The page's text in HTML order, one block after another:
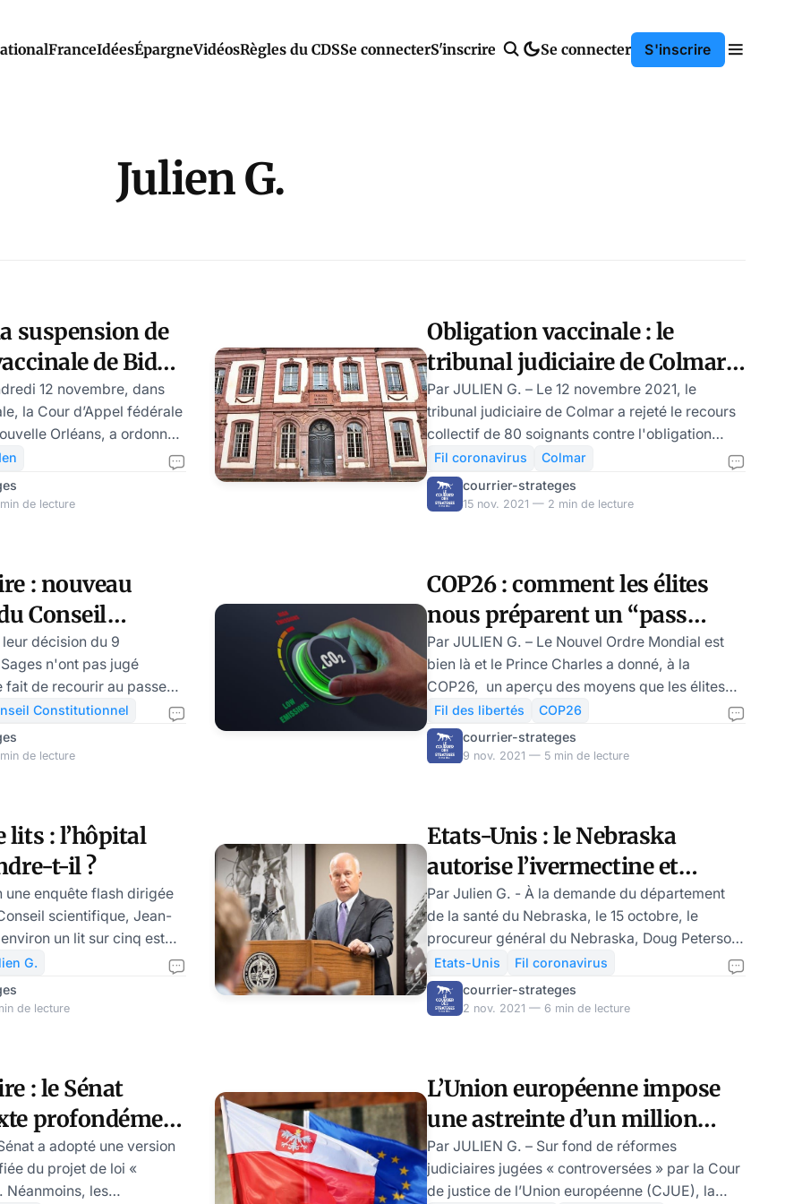
FranceIdéesÉpargneVidéosRègles du CDSSe connecterS'inscrire Se connecter S'inscrire
Julien G.
suspension de
de Biden
la justice
12 novembre, dans
la Cour d’Appel fédérale
Orléans, a ordonné
vaccinale, imposée
dans le secteur privé.
de taille pour Joe
vaccinale confirmée.
fédérale
de lecture
Obligation vaccinale : le
tribunal judiciaire de Colmar
se déclare incompétent
Par JULIEN G. – Le 12 novembre 2021, le
tribunal judiciaire de Colmar a rejeté le recours
collectif de 80 soignants contre l'obligation
vaccinale dans l'exercice de leur profession, au
motif que ce type d'affaire relève du tribunal
administratif. A Mulhouse comme ailleurs,
héros », encore applaudis il y a 1 an ! 1.Le
tribunal judiciaire se déclare incompétent. Le 12
novembre 2021, le tribunal judiciaire
Fil coronavirus
Colmar
courrier-strateges
15 nov. 2021 — 2 min de lecture
: nouveau
Conseil
leur décision du 9
n'ont pas jugé
fait de recourir au passe
juillet 2022. Ils confirment
au vote et aux
seront exempté de
l’article relatif à l’accès
scolaires à des
les élèves, ainsi
Constitutionnel
de lecture
COP26 : comment les élites
nous préparent un “pass
carbone“
Par JULIEN G. – Le Nouvel Ordre Mondial est
bien là et le Prince Charles a donné, à la
COP26, un aperçu des moyens que les élites
utiliseront pour parvenir à leurs fins. Après les
états d’urgence attentat et sanitaire, les
dirigeants mondiaux ont clairement montré leur
pas un développement plus harmonieux pour
tous, mais un renflouement vert du système
financier
Fil des libertés
COP26
courrier-strateges
9 nov. 2021 — 5 min de lecture
lits : l’hôpital
t-il ?
une enquête flash dirigée
scientifique, Jean-
un lit sur cinq est
hôpitaux publics faute
surprise d’Olivier
», forcé de
vaccinale a aggra
G.
de lecture
Etats-Unis : le Nebraska
autorise l’ivermectine et
l’hydroxychloroquine contre
le Covid 19
Par Julien G. - À la demande du département
de la santé du Nebraska, le 15 octobre, le
procureur général du Nebraska, Doug Peterson,
a émis un avis juridique selon lequel les
prestataires de soins de santé du Nebraska
peuvent légalement prescrire de l'ivermectine
general de Laurent Sailly Avant de rendre ses
conclusions, le procureur Doug Peterson a pr
Etats-Unis
Fil coronavirus
courrier-strateges
2 nov. 2021 — 6 min de lecture
: le Sénat
profondément
a adopté une version
du projet de loi «
Néanmoins, les
L’Union européenne impose
une astreinte d’un million
d’euros par jour à la Pologne
Par JULIEN G. – Sur fond de réformes
judiciaires jugées « controversées » par la Cour
de justice de l’Union européenne (CJUE), la